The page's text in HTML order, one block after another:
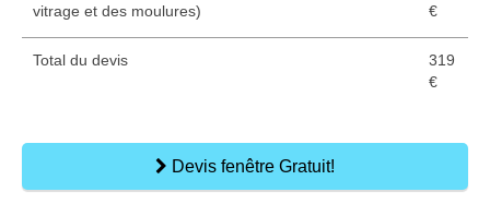
vitrage et des moulures) €
Total du devis
319
€
Devis fenêtre Gratuit!